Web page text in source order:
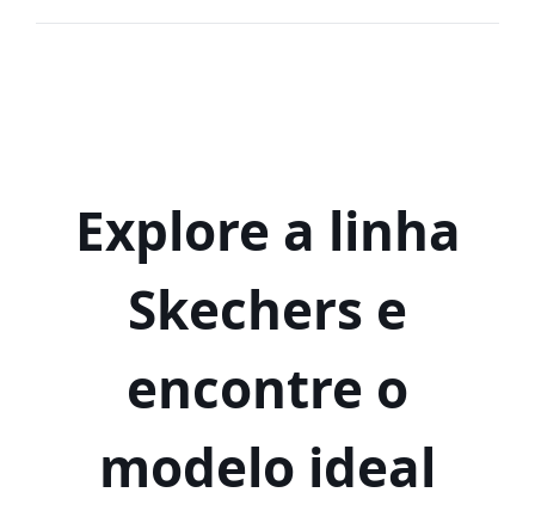
Explore a linha
Skechers e
encontre o
modelo ideal